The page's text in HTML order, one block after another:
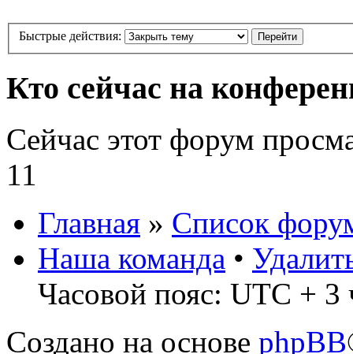
Быстрые действия:
Кто сейчас на
Сейчас этот форум
11
Главная » Список
Наша команда •
Часовой пояс: UTC + 3
Создано на основе phpBB